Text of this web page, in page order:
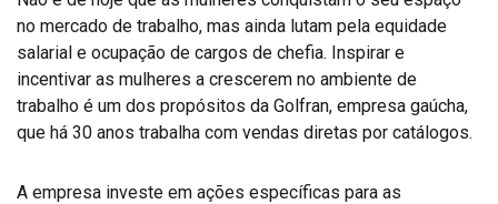
no mercado de trabalho, mas ainda lutam pela equidade
salarial e ocupação de cargos de chefia. Inspirar e
incentivar as mulheres a crescerem no ambiente de
trabalho é um dos propósitos da Golfran, empresa gaúcha,
que há 30 anos trabalha com vendas diretas por catálogos.
A empresa investe em ações específicas para as